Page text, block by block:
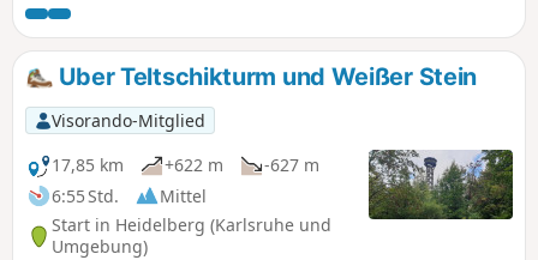
Chr. erbauten, Grenzwall sollte die römische Provinz
Germania Superior geschützt werden. Deine Wanderung
führt in der dritten Etappe entlang der ehemaligen
Grenzlinie von Hesselbach bis nach Limbach-
Wagenschwend. Während dieser landschaftlich und
kulturell bereichernden Tour passierst Du Überreste
römischer Wachttürme, Kastelle (Truppenunterkünfte),
Badeanlagen und Grenzbefestigungen. Informative Tafeln
weisen auf die Sehenswürdigkeiten hin und geben
Einblicke in das Leben in der ehemaligen Grenzregion.
Uber Teltschikturm und Weißer Stein
Visorando-Mitglied
17,85 km
+622 m
-627 m
6:55 Std.
Mittel
Start in Heidelberg (Karlsruhe und
Umgebung)